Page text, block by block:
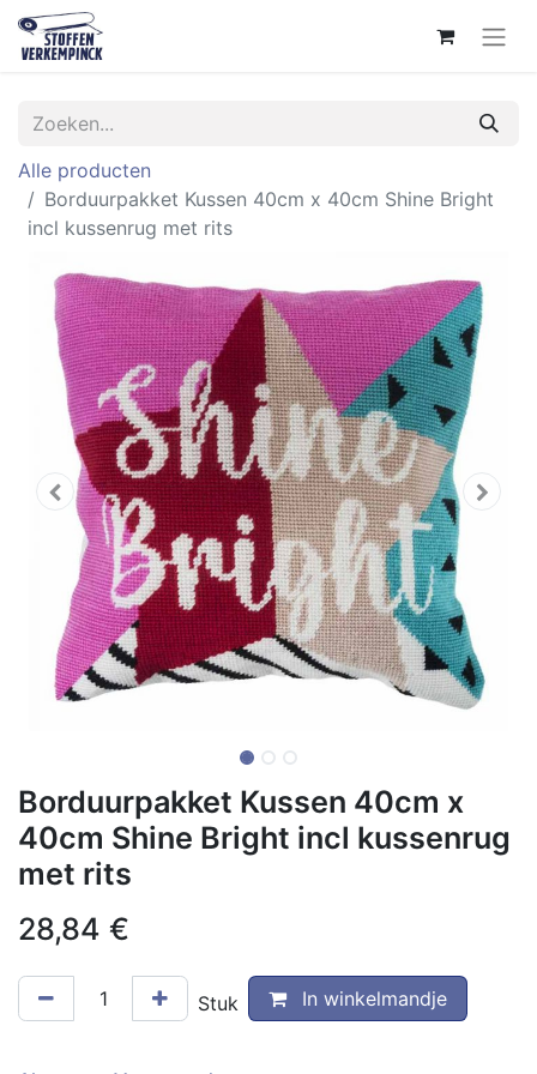
Alle producten
Borduurpakket Kussen 40cm x 40cm Shine Bright
incl kussenrug met rits
Borduurpakket Kussen 40cm x
40cm Shine Bright incl kussenrug
met rits
28,84 €
Stuk In winkelmandje